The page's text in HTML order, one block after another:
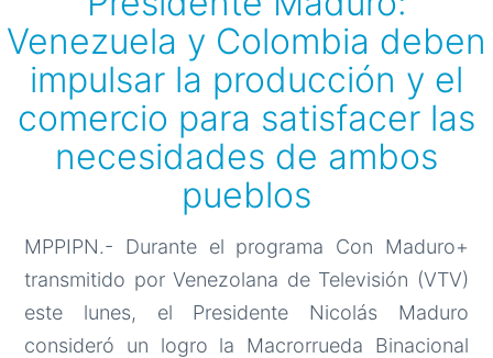
Venezuela y Colombia deben
impulsar la producción y el
comercio para satisfacer las
necesidades de ambos
pueblos
MPPIPN.- Durante el programa Con Maduro+
transmitido por Venezolana de Televisión (VTV)
este lunes, el Presidente Nicolás Maduro
consideró un logro la Macrorrueda Binacional